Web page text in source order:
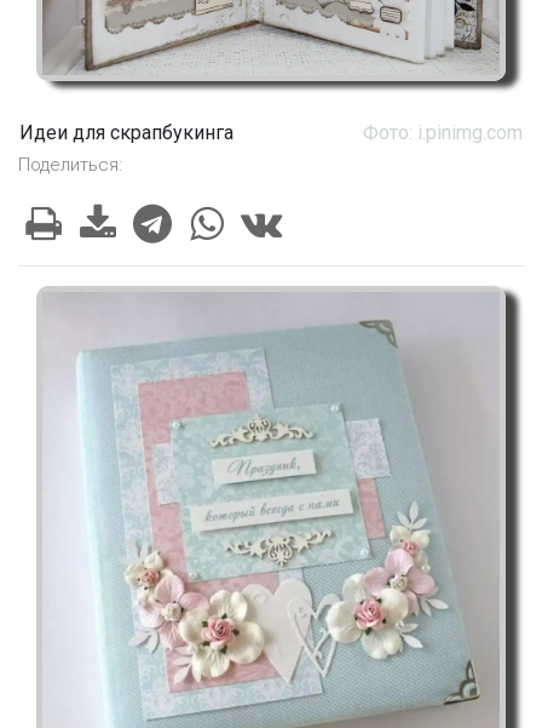
Идеи для скрапбукинга Фото: i.pinimg.com
Поделиться: